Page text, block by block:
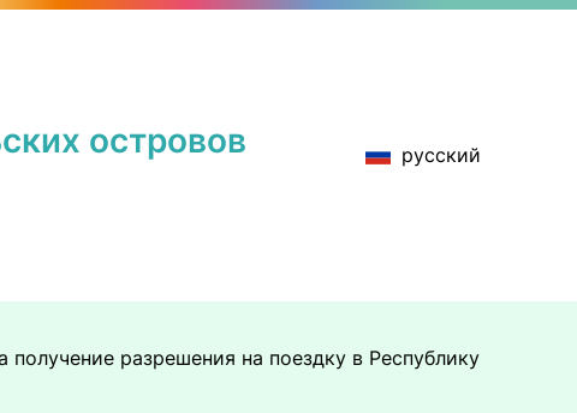
островов русский
разрешения на поездку в Республику